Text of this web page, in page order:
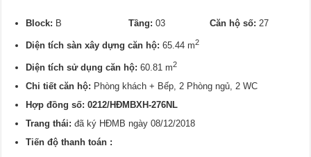
Block: BTầng: 03Căn hộ số: 27
Diện tích sàn xây dựng căn hộ:65.44 m2
Diện tích sử dụng căn hộ: 60.81 m2
Chi tiết căn hộ: Phòng khách + Bếp, 2 Phòng ngủ, 2 WC
Hợp đồng số: 0212/HĐMBXH-276NL
Trang thái:đã ký HĐMB ngày 08/12/2018
Tiến độ thanh toán :